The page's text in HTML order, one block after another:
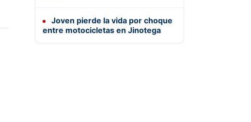
Joven pierde la vida por choque
entre motocicletas en Jinotega